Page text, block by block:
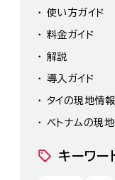
使い方ガイド
料金ガイド
解説
導入ガイド
タイの現地情報
ベトナムの現
キーワー